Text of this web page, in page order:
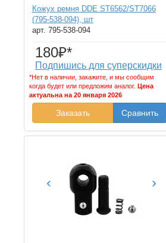
Кожух ремня DDE ST6562/ST7066
(795-538-094), шт
арт. 795-538-094
180₽*
Подпишись для суперскидки
*Нет в наличии, закажите, и мы сообщим
когда будет или предложим аналог. Цена
актуальна на 20 января 2026
Заказать Сравнить
‹ ›